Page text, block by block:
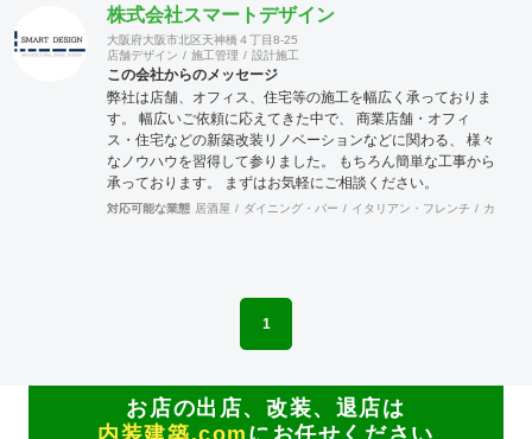
株式会社スマートデザイン
大阪府大阪市北区天神橋４丁目8-25
店舗デザイン
施工管理 設計施工
この会社からのメッセージ
弊社は店舗、オフィス、住宅等の施工を幅広く承っておりま
す。 幅広いご依頼に応えてきた中で、 商業店舗・オフィ
ス・住宅などの新築改装リノベーションなどに関わる、 様々
なノウハウを習得して参りました。 もちろん簡単な工事から
承っております。 まずはお気軽にご相談ください。
対応可能な業態 居酒屋 ダイニング・バー イタリアン・フレンチ カフェ
1
お店の出店、改装、退店は
内装建築.com にお任せください